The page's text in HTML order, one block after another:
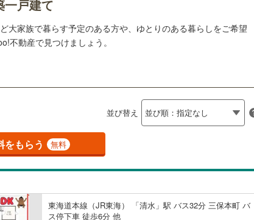
一戸建て
大家族で暮らす予定のある方や、ゆとりのある暮らしをご希望
不動産で見つけましょう。
並び替え
をもらう 無料
東海道本線（JR東海） 「清水」駅 バス32分 三保本町 バ
ス停下車 徒歩6分 他
岐阜 静岡 三重
島根 岡山 広島 山口
高知
佐賀 長崎
)
磐田市( 0)
伊豆市(0)
伊豆の国市(0)
町(0)
(0) 賀茂郡西伊豆町(0)
(0) 駿東郡長泉町(0)
方、日当たり
（1）
（
）
保存した条件を見る
検索条件を保存する
閉じる お気に入りリストを見る
閉じる
閉じる お気に入りリストを見る
閉じる